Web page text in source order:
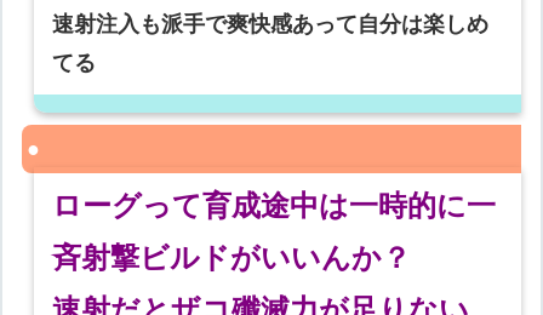
速射注入も派手で爽快感あって自分は楽しめ
てる
ローグって育成途中は一時的に一
斉射撃ビルドがいいんか？